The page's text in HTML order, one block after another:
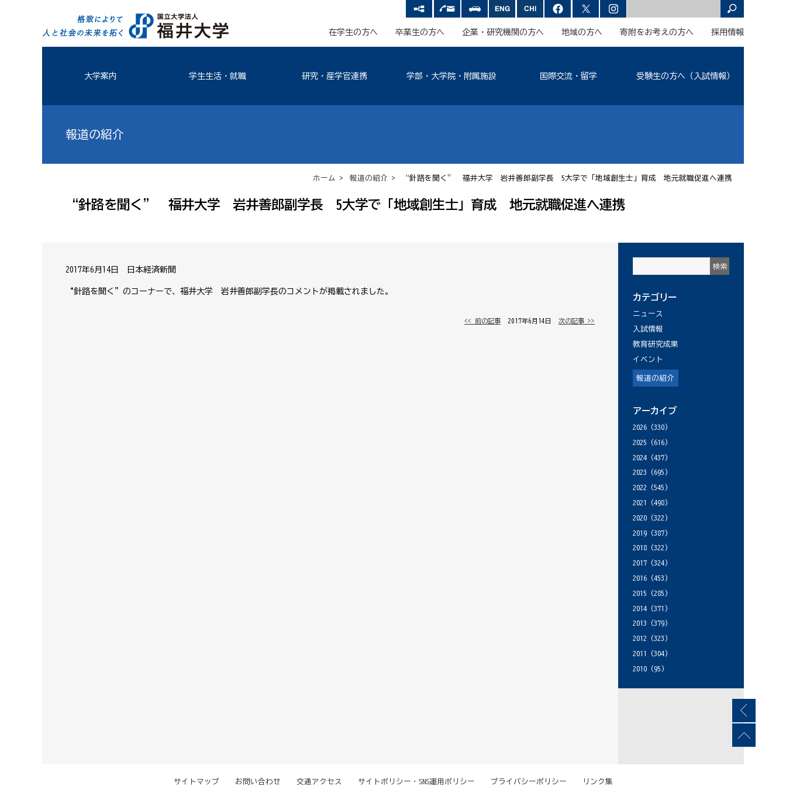
在学生の方へ 卒業生の方へ 企業・研究機関の方へ 地域の方へ 寄附をお考えの方へ 採用情報
大学案内 学生生活・就職 研究・産学官連携 学部・大学院・附属施設 国際交流・留学 受験生の方へ（入試情報）
報道の紹介
ホーム > 報道の紹介 > “針路を聞く” 福井大学 岩井善郎副学長 5大学で「地域創生士」育成 地元就職促進へ連携
“針路を聞く” 福井大学 岩井善郎副学長 5大学で「地域創生士」育成 地元就職促進へ連携
2017年6月14日 日本経済新聞
“針路を聞く”のコーナーで、福井大学 岩井善郎副学長のコメントが掲載されました。
<< 前の記事 │ 2017年6月14日 │ 次の記事 >>
カテゴリー
ニュース
入試情報
教育研究成果
イベント
報道の紹介
アーカイブ
2026 (330)
2025 (616)
2024 (437)
2023 (695)
2022 (545)
2021
(498)
2020 (322)
2019 (387)
2018 (322)
2017 (324)
2016 (453)
2015 (285)
2014 (371)
2013 (379)
2012 (323)
2011
(304)
2010 (95)
サイトマップ お問い合わせ 交通アクセス サイトポリシー・SNS運用ポリシー プライバシーポリシー リンク集